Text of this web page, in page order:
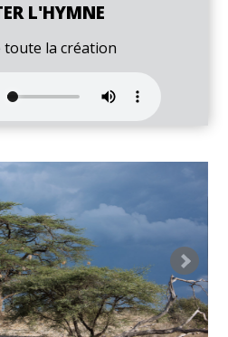
L'HYMNE
toute la création